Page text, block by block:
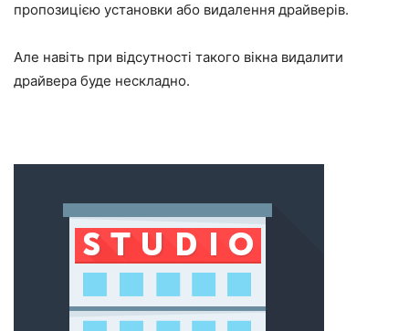
пропозицією установки або видалення драйверів.
Але навіть при відсутності такого вікна видалити
драйвера буде нескладно.